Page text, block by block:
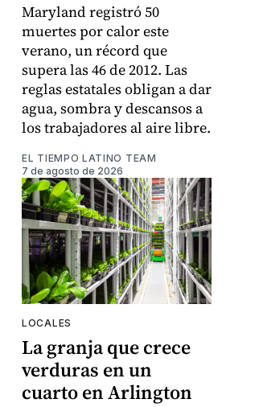
Maryland registró 50
muertes por calor este
verano, un récord que
supera las 46 de 2012. Las
reglas estatales obligan a dar
agua, sombra y descansos a
los trabajadores al aire libre.
EL TIEMPO LATINO TEAM
7 de agosto de 2026
LOCALES
La granja que crece
verduras en un
cuarto en Arlington